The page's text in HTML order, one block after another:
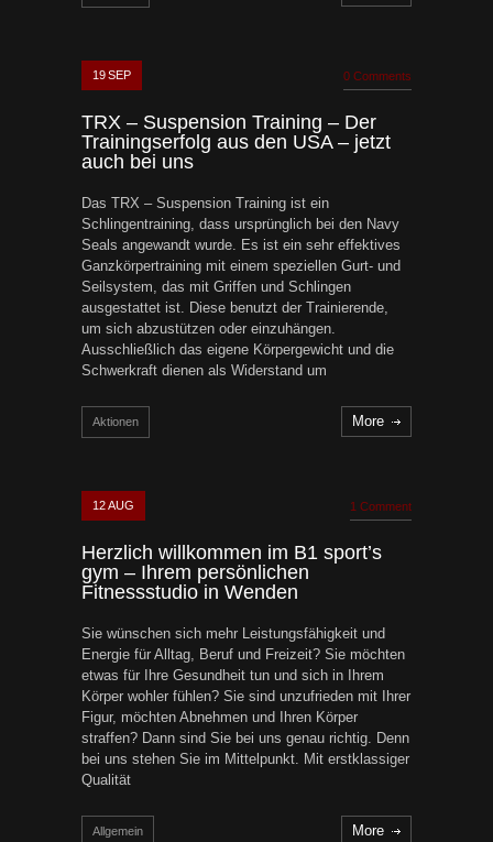
19SEP 0 Comments
TRX – Suspension Training – Der
Trainingserfolg aus den USA – jetzt
auch bei uns
Das TRX – Suspension Training ist ein
Schlingentraining, dass ursprünglich bei den Navy
Seals angewandt wurde. Es ist ein sehr effektives
Ganzkörpertraining mit einem speziellen Gurt- und
Seilsystem, das mit Griffen und Schlingen
ausgestattet ist. Diese benutzt der Trainierende,
um sich abzustützen oder einzuhängen.
Ausschließlich das eigene Körpergewicht und die
Schwerkraft dienen als Widerstand um
Aktionen More
12AUG 1 Comment
Herzlich willkommen im B1 sport’s
gym – Ihrem persönlichen
Fitnessstudio in Wenden
Sie wünschen sich mehr Leistungsfähigkeit und
Energie für Alltag, Beruf und Freizeit? Sie möchten
etwas für Ihre Gesundheit tun und sich in Ihrem
Körper wohler fühlen? Sie sind unzufrieden mit Ihrer
Figur, möchten Abnehmen und Ihren Körper
straffen? Dann sind Sie bei uns genau richtig. Denn
bei uns stehen Sie im Mittelpunkt. Mit erstklassiger
Qualität
Allgemein More